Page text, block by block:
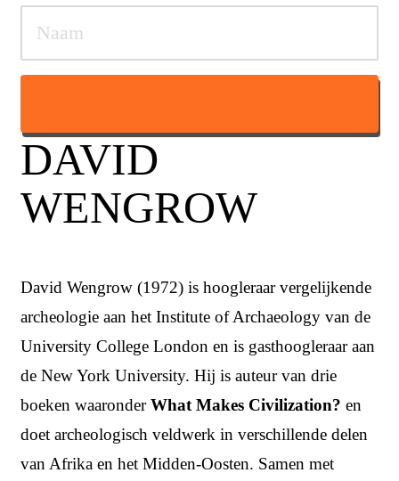
DAVID
WENGROW
David Wengrow (1972) is hoogleraar vergelijkende
archeologie aan het Institute of Archaeology van de
University College London en is gasthoogleraar aan
de New York University. Hij is auteur van drie
boeken waaronderWhat Makes Civilization? en
doet archeologisch veldwerk in verschillende delen
van Afrika en het Midden-Oosten. Samen met